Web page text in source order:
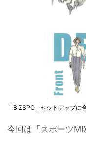
「BIZSPO」セットアップ
今回は「スポーツ